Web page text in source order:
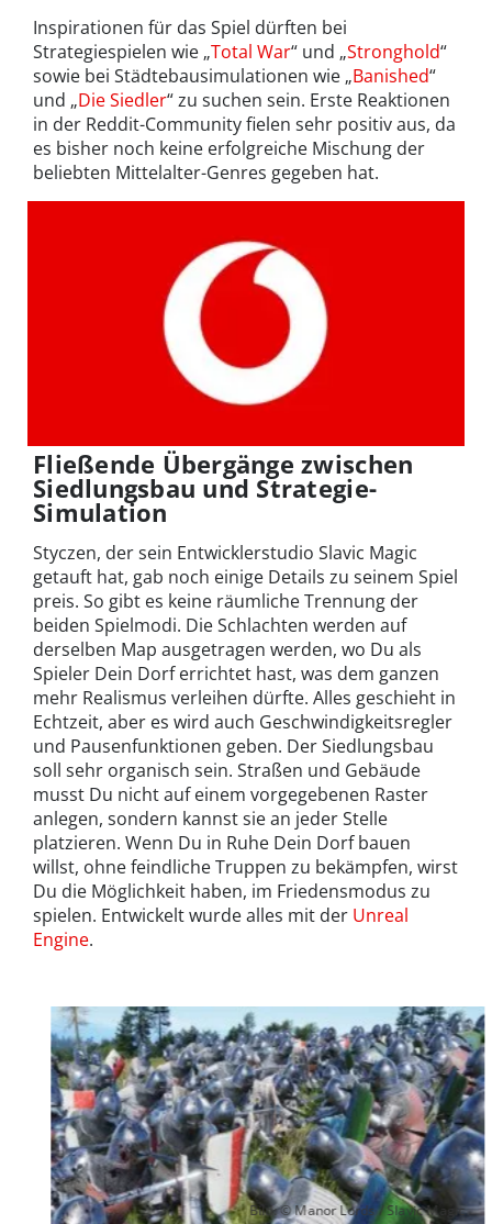
Inspirationen für das Spiel dürften bei
Strategiespielen wie „Total War“ und „Stronghold“
sowie bei Städtebausimulationen wie „Banished“
und „Die Siedler“ zu suchen sein. Erste Reaktionen
in der Reddit-Community fielen sehr positiv aus, da
es bisher noch keine erfolgreiche Mischung der
beliebten Mittelalter-Genres gegeben hat.
Fließende Übergänge zwischen
Siedlungsbau und Strategie-
Simulation
Styczen, der sein Entwicklerstudio Slavic Magic
getauft hat, gab noch einige Details zu seinem Spiel
preis. So gibt es keine räumliche Trennung der
beiden Spielmodi. Die Schlachten werden auf
derselben Map ausgetragen werden, wo Du als
Spieler Dein Dorf errichtet hast, was dem ganzen
mehr Realismus verleihen dürfte. Alles geschieht in
Echtzeit, aber es wird auch Geschwindigkeitsregler
und Pausenfunktionen geben. Der Siedlungsbau
soll sehr organisch sein. Straßen und Gebäude
musst Du nicht auf einem vorgegebenen Raster
anlegen, sondern kannst sie an jeder Stelle
platzieren. Wenn Du in Ruhe Dein Dorf bauen
willst, ohne feindliche Truppen zu bekämpfen, wirst
Du die Möglichkeit haben, im Friedensmodus zu
spielen. Entwickelt wurde alles mit der Unreal
Engine.
Bild: © Manor Lords / Slavic Magic